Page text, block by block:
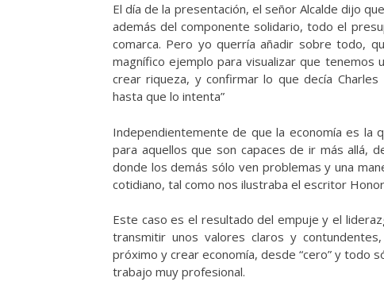
El día de la presentación, el señor Alcalde dijo
además del componente solidario, todo el
comarca. Pero yo querría añadir sobre todo,
magnífico ejemplo para visualizar que tenemos
crear riqueza, y confirmar lo que decía
hasta que lo intenta”
Independientemente de que la economía es la
para aquellos que son capaces de ir más allá,
donde los demás sólo ven problemas y una
cotidiano, tal como nos ilustraba el escritor
Este caso es el resultado del empuje y el
transmitir unos valores claros y
próximo y crear economía, desde “cero” y todo
trabajo muy profesional.